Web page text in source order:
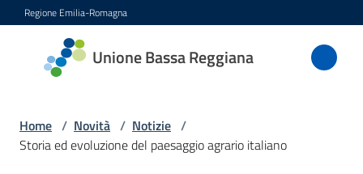
Vai al contenuto
Vai alla navigazione
Vai al footer
Regione Emilia-Romagna
Unione Bassa Reggiana
Unione
Bassa
Home / Novità / Notizie /
Storia ed evoluzione del paesaggio agrario italiano